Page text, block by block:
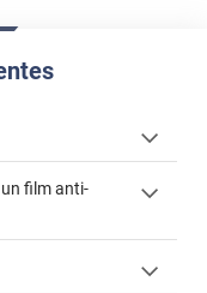
film anti-